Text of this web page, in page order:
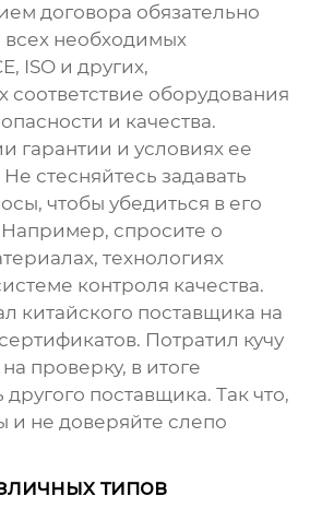
договора обязательно
необходимых
ISO и других,
оборудования
и качества.
гарантии и условиях ее
стесняйтесь задавать
чтобы убедиться в его
спросите о
технологиях
контроля качества.
китайского поставщика на
Потратил кучу
проверку, в итоге
поставщика. Так что,
и не доверяйте слепо
типов